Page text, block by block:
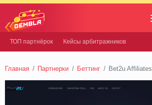
Gembla
ТОП партнёрок Кейсы арбитражников
Главная Партнерки Беттинг Bet2u Affiliates